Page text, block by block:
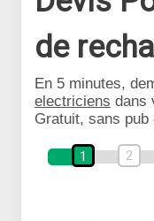
de
En 5 minutes,
electriciens dans
Gratuit, sans pub
1 2